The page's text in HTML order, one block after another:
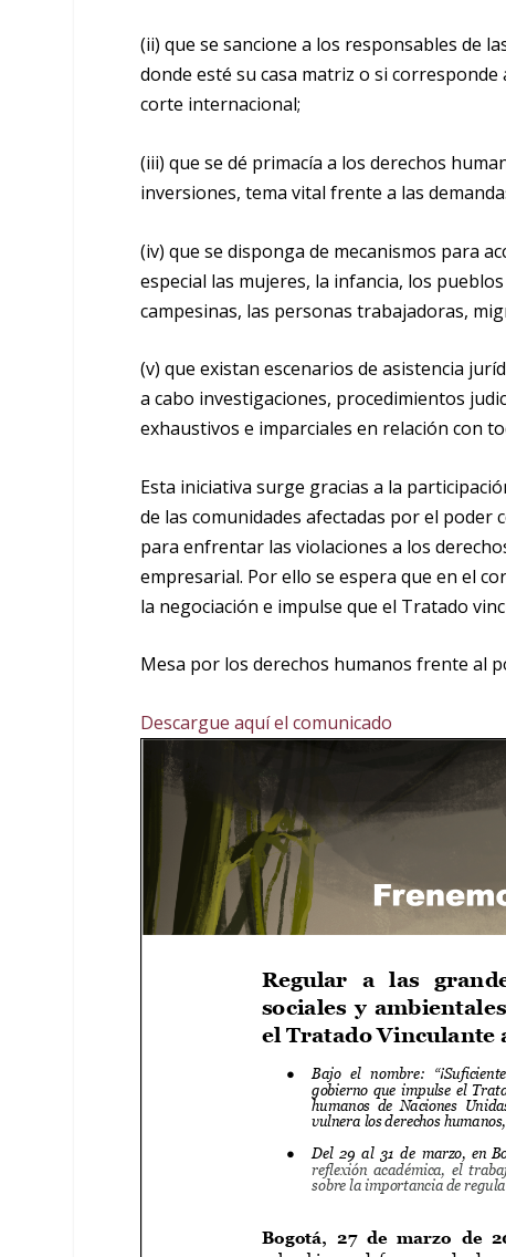
(ii) que se sancione a los responsables de
donde esté su casa matriz o si
corte internacional;
(iii) que se dé primacía a los derechos
inversiones, tema vital frente a las
(iv) que se disponga de mecanismos para
especial las mujeres, la infancia, los
campesinas, las personas trabajadoras,
(v) que existan escenarios de asistencia
a cabo investigaciones, procedimientos
exhaustivos e imparciales en relación con
Esta iniciativa surge gracias a la
de las comunidades afectadas por el
para enfrentar las violaciones a los
empresarial. Por ello se espera que en el
la negociación e impulse que el Tratado
Mesa por los derechos humanos frente al
Descargue aquí el comunicado